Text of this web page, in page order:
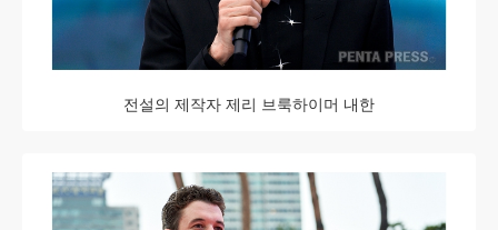
전설의 제작자 제리 브룩하이머 내한